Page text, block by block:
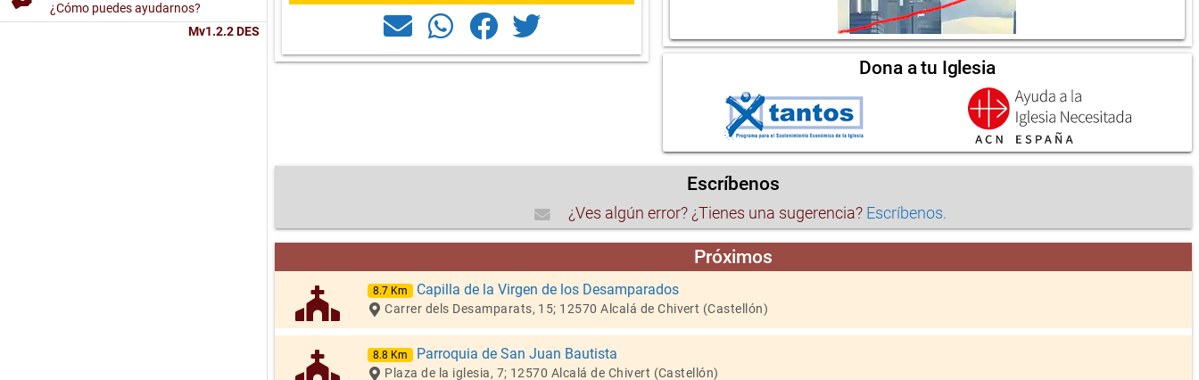
¿Cómo puedes ayudarnos?
Mv1.2.2 DES
Dona a tu Iglesia
Escríbenos
¿Ves algún error? ¿Tienes una sugerencia? Escríbenos.
Próximos
8.7 Km Capilla de la Virgen de los Desamparados
Carrer dels Desamparats, 15; 12570 Alcalá de Chivert (Castellón)
8.8 Km Parroquia de San Juan Bautista
Plaza de la iglesia, 7; 12570 Alcalá de Chivert (Castellón)